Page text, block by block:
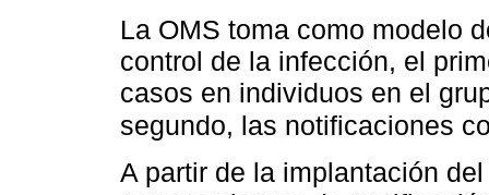
La OMS toma como modelo
control de la infección, el
casos en individuos en el
segundo, las notificaciones
A partir de la implantación